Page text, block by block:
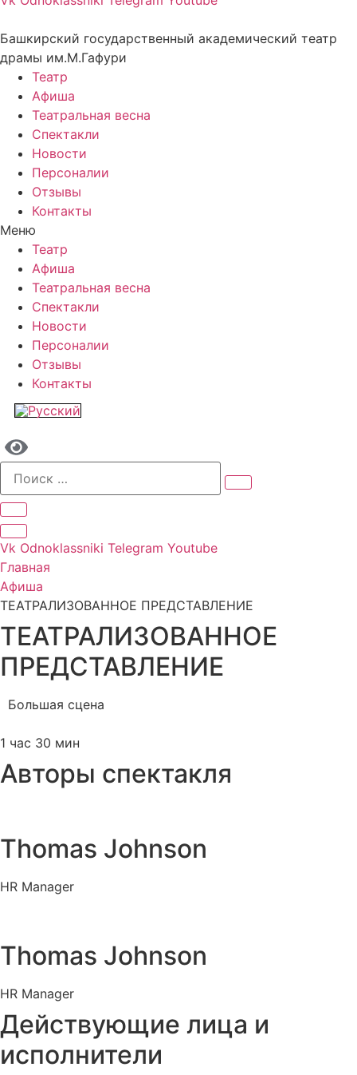
Башкирский государственный академический театр
драмы им.М.Гафури
Театр
Афиша
Театральная весна
Спектакли
Новости
Персоналии
Отзывы
Контакты
Меню
Театр
Афиша
Театральная весна
Спектакли
Новости
Персоналии
Отзывы
Контакты
Vk Odnoklassniki Telegram Youtube
Главная
Афиша
ТЕАТРАЛИЗОВАННОЕ ПРЕДСТАВЛЕНИЕ
ТЕАТРАЛИЗОВАННОЕ
ПРЕДСТАВЛЕНИЕ
Большая сцена
1 час 30 мин
Авторы спектакля
Thomas Johnson
HR Manager
Thomas Johnson
HR Manager
Действующие лица и
исполнители